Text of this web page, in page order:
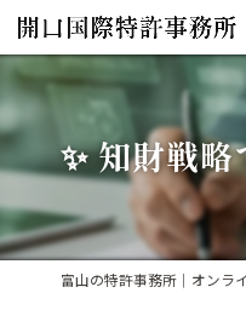
✨ 知財戦